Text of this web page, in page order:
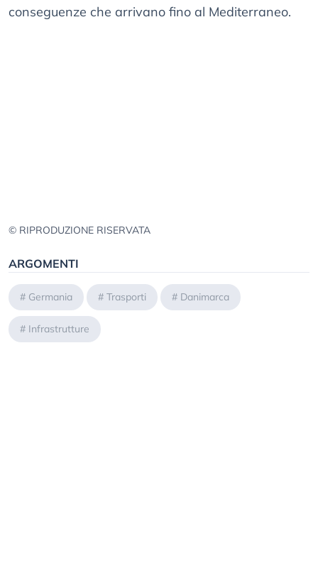
conseguenze che arrivano fino al Mediterraneo.
© RIPRODUZIONE RISERVATA
ARGOMENTI
# Germania # Trasporti # Danimarca
# Infrastrutture